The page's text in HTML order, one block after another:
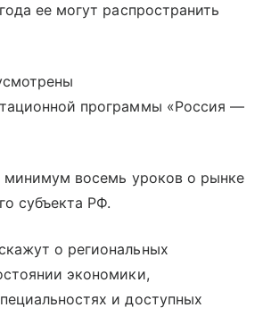
ее могут распространить
программы «Россия —
минимум восемь уроков о рынке
субъекта РФ.
о региональных
экономики,
и доступных